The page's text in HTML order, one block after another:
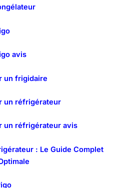
avis
un frigidaire
un réfrigérateur
un réfrigérateur avis
: Le Guide Complet